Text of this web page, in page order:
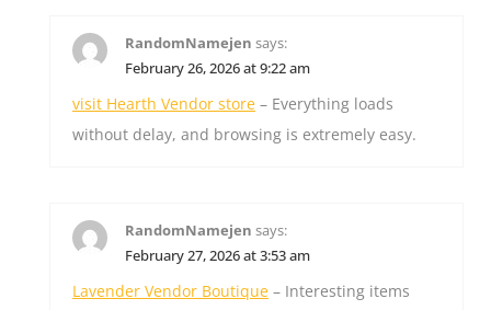
RandomNamejen says:
February 26, 2026 at 9:22 am
visit Hearth Vendor store – Everything loads
without delay, and browsing is extremely easy.
RandomNamejen says:
February 27, 2026 at 3:53 am
Lavender Vendor Boutique – Interesting items